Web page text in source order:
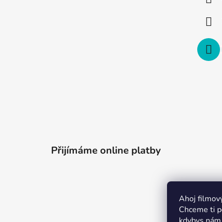
Ahoj
Chceme ti
Přijímáme online platby